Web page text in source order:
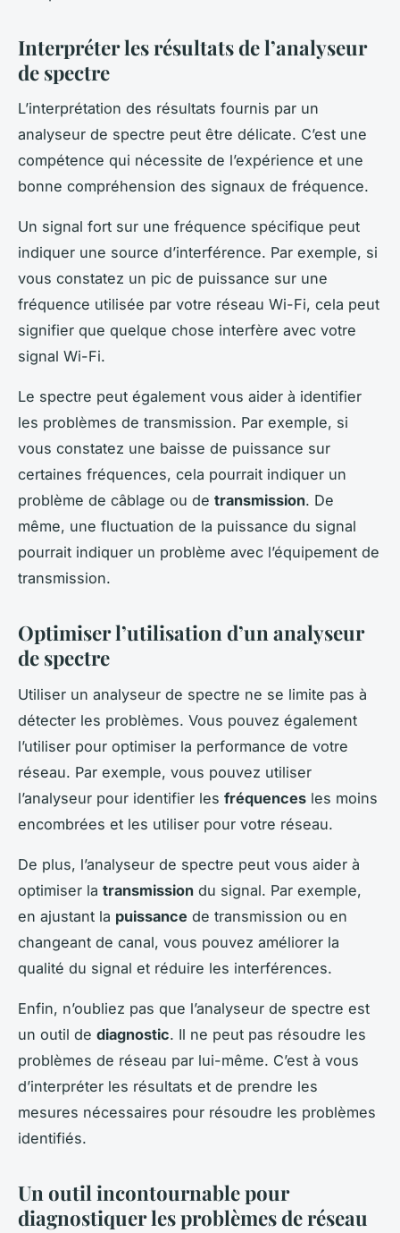
Interpréter les résultats de l’analyseur
de spectre
L’interprétation des résultats fournis par un
analyseur de spectre peut être délicate. C’est une
compétence qui nécessite de l’expérience et une
bonne compréhension des signaux de fréquence.
Un signal fort sur une fréquence spécifique peut
indiquer une source d’interférence. Par exemple, si
vous constatez un pic de puissance sur une
fréquence utilisée par votre réseau Wi-Fi, cela peut
signifier que quelque chose interfère avec votre
signal Wi-Fi.
Le spectre peut également vous aider à identifier
les problèmes de transmission. Par exemple, si
vous constatez une baisse de puissance sur
certaines fréquences, cela pourrait indiquer un
problème de câblage ou de transmission. De
même, une fluctuation de la puissance du signal
pourrait indiquer un problème avec l’équipement de
transmission.
Optimiser l’utilisation d’un analyseur
de spectre
Utiliser un analyseur de spectre ne se limite pas à
détecter les problèmes. Vous pouvez également
l’utiliser pour optimiser la performance de votre
réseau. Par exemple, vous pouvez utiliser
l’analyseur pour identifier les fréquences les moins
encombrées et les utiliser pour votre réseau.
De plus, l’analyseur de spectre peut vous aider à
optimiser la transmission du signal. Par exemple,
en ajustant la puissance de transmission ou en
changeant de canal, vous pouvez améliorer la
qualité du signal et réduire les interférences.
Enfin, n’oubliez pas que l’analyseur de spectre est
un outil de diagnostic. Il ne peut pas résoudre les
problèmes de réseau par lui-même. C’est à vous
d’interpréter les résultats et de prendre les
mesures nécessaires pour résoudre les problèmes
identifiés.
Un outil incontournable pour
diagnostiquer les problèmes de réseau